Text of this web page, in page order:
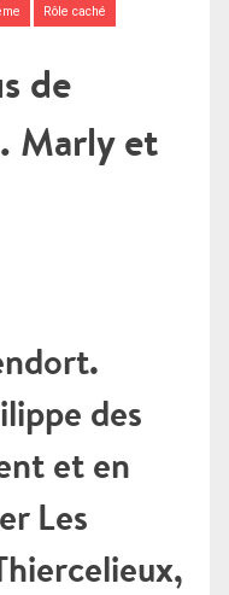
Rôle caché
de
Marly et
des
et en
Les